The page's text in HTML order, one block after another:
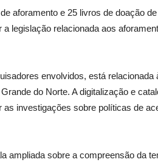
aforamento e 25 livros de doação
legislação relacionada aos
envolvidos, está relacionada
do Norte. A digitalização e
investigações sobre políticas de
ampliada sobre a compreensão da